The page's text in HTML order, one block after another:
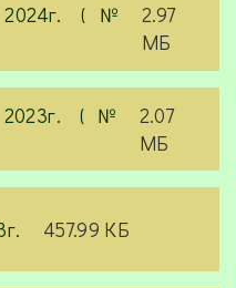
(№
2.97
МБ
(№
2.07
МБ
457.99 КБ